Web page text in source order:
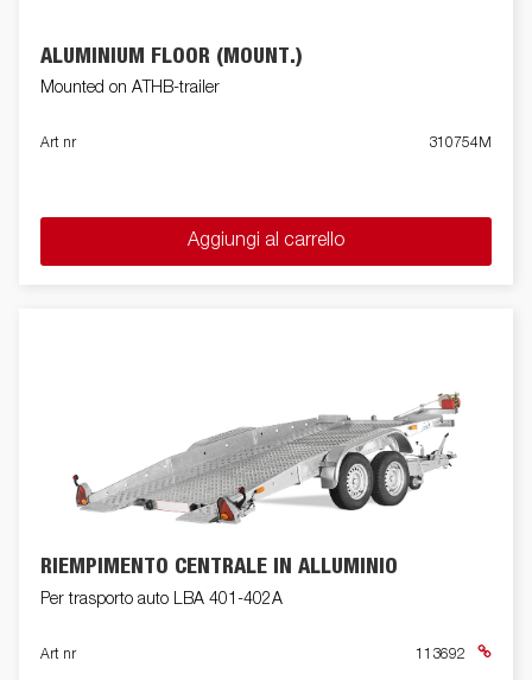
ALUMINIUM FLOOR (MOUNT.)
Mounted on ATHB-trailer
Art nr 310754M
Aggiungi al carrello
RIEMPIMENTO CENTRALE IN ALLUMINIO
Per trasporto auto LBA 401-402A
Art nr 113692